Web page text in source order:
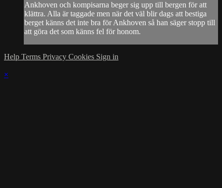
Ankhoven och kompisarna beger sig upp till bergen för att
klättra. Alla är taggade men när det väl blir dags att bestiga
berget känns det inte bra för Ankhoven så han säger stopp till
att göra det som känns fel för honom.
Help Terms Privacy Cookies Sign in
×